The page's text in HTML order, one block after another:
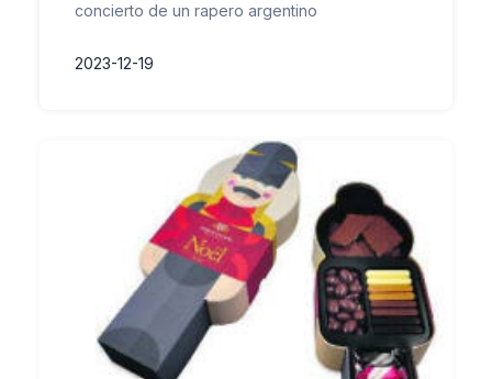
concierto de un rapero argentino
2023-12-19